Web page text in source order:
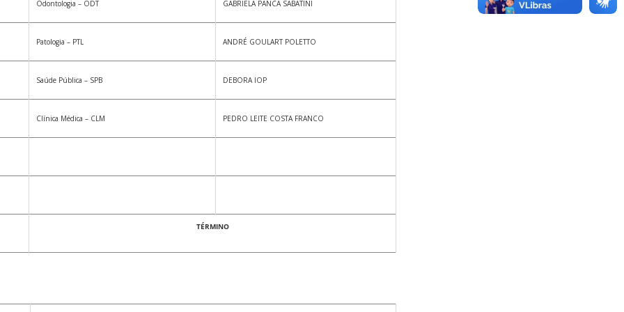
Odontologia – ODT GABRIELA PANCA SABATINI
Patologia – PTL ANDRÉ GOULART POLETTO
Saúde Pública – SPB DEBORA IOP
Clínica Médica – CLM PEDRO LEITE COSTA FRANCO
TÉRMINO